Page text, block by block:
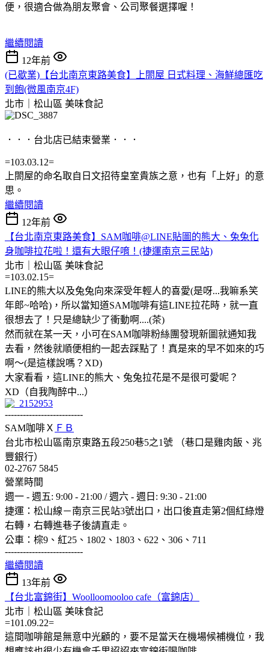
便，很適合做為朋友聚會、公司聚餐選擇喔！
繼續閱讀
12年前
(已歇業)【台北南京東路美食】上閤屋 日式料理、海鮮總匯吃
到飽(微風南京4F)
北市｜松山區 美味食記
．．．台北店已結束營業．．．
=103.03.12=
上閤屋的命名取自日文招待皇室貴族之意，也有「上好」的意
思。
繼續閱讀
12年前
【台北南京東路美食】SAM咖啡@LINE貼圖的熊大、兔兔化
身咖啡拉花啦！還有大眼仔唷！(捷運南京三民站)
北市｜松山區 美味食記
=103.02.15=
LINE的熊大以及兔兔向來深受年輕人的喜愛(是呀...我嘛系笑
年郎~哈哈)，所以當知道SAM咖啡有這LINE拉花時，就一直
很想去了！只是總缺少了衝動啊....(茶)
然而就在某一天，小可在SAM咖啡粉絲團發現新圖就通知我
去看，然後就順便相約一起去踩點了！真是來的早不如來的巧
啊～(是這樣說嗎？XD)
大家看看，這LINE的熊大、兔兔拉花是不是很可愛呢？
XD（自我陶醉中...）
--------------------------
SAM咖啡Ｘ ＦＢ
台北市松山區南京東路五段250巷5之1號 （巷口是雞肉飯、兆
豐銀行）
02-2767 5845
營業時間
週一 - 週五: 9:00 - 21:00 / 週六 - 週日: 9:30 - 21:00
捷運：松山線－南京三民站3號出口，出口後直走第2個紅綠燈
右轉，右轉進巷子後請直走。
公車：棕9、紅25、1802、1803、622、306、711
--------------------------
繼續閱讀
13年前
【台北富錦街】Woolloomooloo cafe（富錦店）
北市｜松山區 美味食記
=101.09.22=
這間咖啡館是無意中光顧的，要不是當天在機場候補機位，我